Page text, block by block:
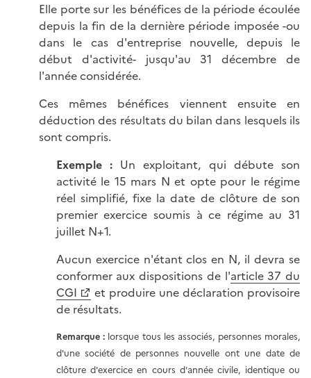
Elle porte sur les bénéfices de la période écoulée
depuis la fin de la dernière période imposée -ou
dans le cas d'entreprise nouvelle, depuis le
début d'activité- jusqu'au 31 décembre de
l'année considérée.
Ces mêmes bénéfices viennent ensuite en
déduction des résultats du bilan dans lesquels ils
sont compris.
Exemple : Un exploitant, qui débute son
activité le 15 mars N et opte pour le régime
réel simplifié, fixe la date de clôture de son
premier exercice soumis à ce régime au 31
juillet N+1.
Aucun exercice n'étant clos en N, il devra se
conformer aux dispositions de l'article 37 du
CGI
et produire une déclaration provisoire
de résultats.
Remarque : lorsque tous les associés, personnes morales,
d'une société de personnes nouvelle ont une date de
clôture d'exercice en cours d'année civile, identique ou